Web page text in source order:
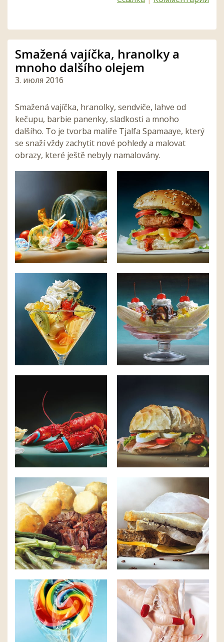
Smažená vajíčka, hranolky a
mnoho dalšího olejem
3. июля 2016
Smažená vajíčka, hranolky, sendviče, lahve od
kečupu, barbie panenky, sladkosti a mnoho
dalšího. To je tvorba malíře Tjalfa Spamaaye, který
se snaží vždy zachytit nové pohledy a malovat
obrazy, které ještě nebyly namalovány.